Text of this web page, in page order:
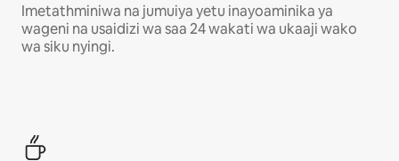
Imetathminiwa na jumuiya yetu inayoaminika ya
wageni na usaidizi wa saa 24 wakati wa ukaaji wako
wa siku nyingi.